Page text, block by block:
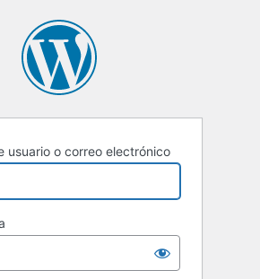
usuario o correo electrónico